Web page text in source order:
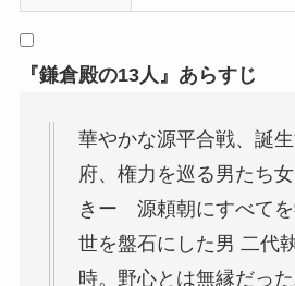
『鎌倉殿の13人』あらすじ
華やかな源平合戦、誕
府、権力を巡る男たち女
きー 源頼朝にすべて
世を盤石にした男 二代
時。野心とは無縁だっ